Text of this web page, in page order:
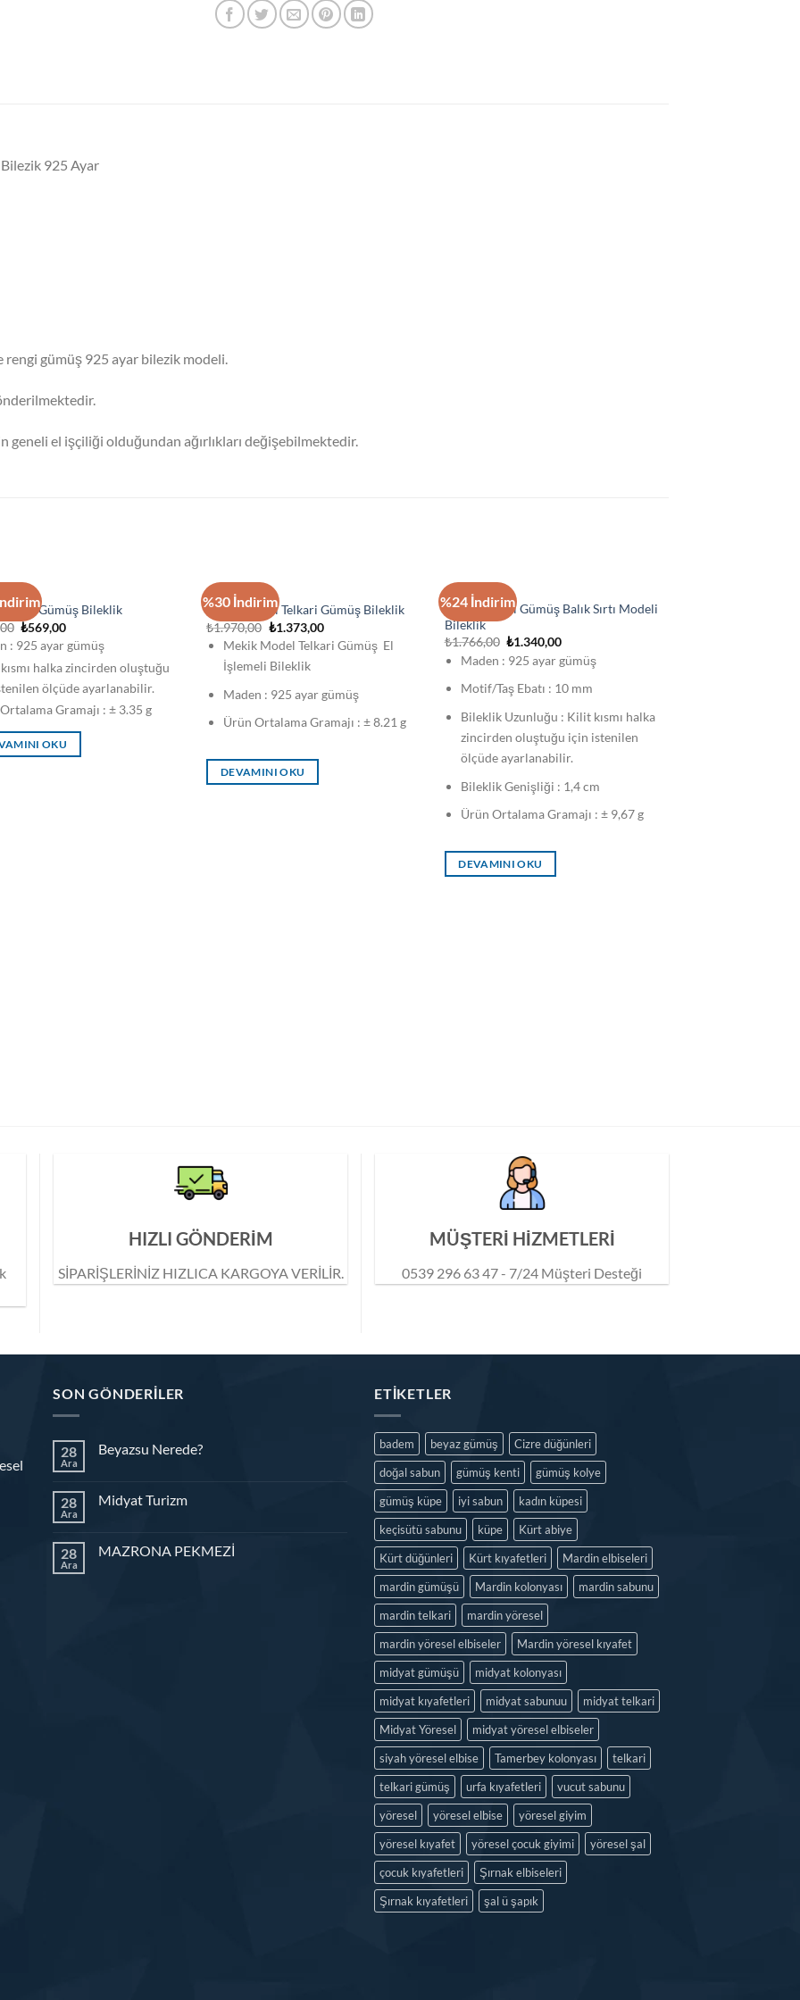
925 Ayar
rengi gümüş 925 ayar bilezik modeli.
geneli el işçiliği olduğundan ağırlıkları değişebilmektedir.
STOKTA YOK
Yolu Gümüş Bileklik
Orijinal
fiyat:
₺692,00.
₺569,00Şu
andaki
fiyat:
₺569,00.
: 925 ayar gümüş
halka zincirden oluştuğu
ölçüde ayarlanabilir.
Gramajı : ± 3.35 g
OKU
%30 İndirimSTOKTA YOK
BILEKLIK
Mekik Model Telkari Gümüş Bileklik
₺1.970,00 Orijinal
fiyat:
₺1.970,00.
₺1.373,00Şu
andaki
fiyat:
Mekik Model Telkari Gümüş El
İşlemeli Bileklik
Maden : 925 ayar gümüş
Ürün Ortalama Gramajı : ± 8.21 g
DEVAMINI OKU
%24 İndirimSTOKTA YOK
BILEKLIK
Kalpli Telkari Gümüş Balık Sırtı Modeli
Bileklik
₺1.766,00 Orijinal
fiyat:
₺1.766,00.
₺1.340,00Şu
andaki
fiyat:
Maden : 925 ayar gümüş
Motif/Taş Ebatı : 10 mm
Bileklik Uzunluğu : Kilit kısmı halka
zincirden oluştuğu için istenilen
ölçüde ayarlanabilir.
Bileklik Genişliği : 1,4 cm
Ürün Ortalama Gramajı : ± 9,67 g
DEVAMINI OKU
HIZLI GÖNDERİM
SİPARİŞLERİNİZ HIZLICA KARGOYA VERİLİR.
MÜŞTERİ HİZMETLERİ
0539 296 63 47 - 7/24 Müşteri Desteği
SON GÖNDERILER
28
Ara
Beyazsu Nerede?
28
Ara
Midyat Turizm
28
Ara
MAZRONA PEKMEZİ
ETIKETLER
badem beyaz gümüş
Cizre düğünleri
doğal sabun
gümüş kenti
gümüş kolye
gümüş küpe
iyi sabun
kadın küpesi
keçisütü sabunu
küpe
Kürt abiye
Kürt düğünleri
Kürt kıyafetleri
Mardin elbiseleri
mardin gümüşü
Mardin kolonyası
mardin sabunu
mardin telkari
mardin yöresel
mardin yöresel elbiseler
Mardin yöresel kıyafet
midyat gümüşü
midyat kolonyası
midyat kıyafetleri
midyat sabunuu
midyat telkari
Midyat Yöresel
midyat yöresel elbiseler
siyah yöresel elbise
Tamerbey kolonyası
telkari
telkari gümüş
urfa kıyafetleri
vucut sabunu
yöresel
yöresel elbise
yöresel giyim
yöresel kıyafet
yöresel çocuk giyimi
yöresel şal
çocuk kıyafetleri
Şırnak elbiseleri
Şırnak kıyafetleri
şal ü şapık